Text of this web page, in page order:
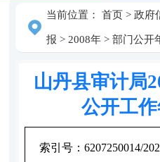
当前位置： 首页> 政府
报 > 2008年> 部门公开
山丹县审计局
公开工
索引号： 6207250014/